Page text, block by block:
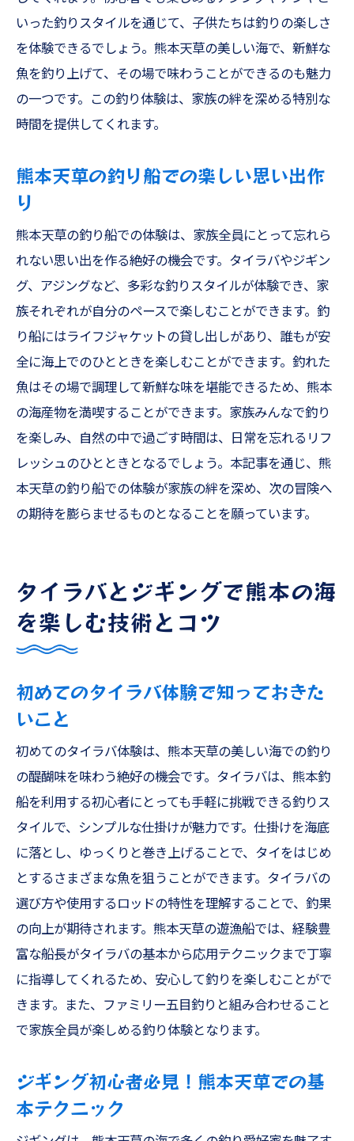
いった釣りスタイルを通じて、子供たちは釣りの楽しさ
を体験できるでしょう。熊本天草の美しい海で、新鮮な
魚を釣り上げて、その場で味わうことができるのも魅力
の一つです。この釣り体験は、家族の絆を深める特別な
時間を提供してくれます。
熊本天草の釣り船での楽しい思い出作
り
熊本天草の釣り船での体験は、家族全員にとって忘れら
れない思い出を作る絶好の機会です。タイラバやジギン
グ、アジングなど、多彩な釣りスタイルが体験でき、家
族それぞれが自分のペースで楽しむことができます。釣
り船にはライフジャケットの貸し出しがあり、誰もが安
全に海上でのひとときを楽しむことができます。釣れた
魚はその場で調理して新鮮な味を堪能できるため、熊本
の海産物を満喫することができます。家族みんなで釣り
を楽しみ、自然の中で過ごす時間は、日常を忘れるリフ
レッシュのひとときとなるでしょう。本記事を通じ、熊
本天草の釣り船での体験が家族の絆を深め、次の冒険へ
の期待を膨らませるものとなることを願っています。
タイラバとジギングで熊本の海
を楽しむ技術とコツ
初めてのタイラバ体験で知っておきた
いこと
初めてのタイラバ体験は、熊本天草の美しい海での釣り
の醍醐味を味わう絶好の機会です。タイラバは、熊本釣
船を利用する初心者にとっても手軽に挑戦できる釣りス
タイルで、シンプルな仕掛けが魅力です。仕掛けを海底
に落とし、ゆっくりと巻き上げることで、タイをはじめ
とするさまざまな魚を狙うことができます。タイラバの
選び方や使用するロッドの特性を理解することで、釣果
の向上が期待されます。熊本天草の遊漁船では、経験豊
富な船長がタイラバの基本から応用テクニックまで丁寧
に指導してくれるため、安心して釣りを楽しむことがで
きます。また、ファミリー五目釣りと組み合わせること
で家族全員が楽しめる釣り体験となります。
ジギング初心者必見！熊本天草での基
本テクニック